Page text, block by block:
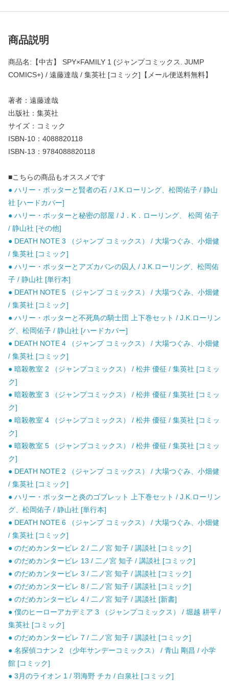
商品説明
商品名:【中古】 SPY×FAMILY 1 (ジャンプコミックス. JUMP
COMICS+) / 遠藤達哉 / 集英社 [コミック]【メール便送料無料】
著者：遠藤達哉
出版社：集英社
サイズ：コミック
ISBN-10：4088820118
ISBN-13：9784088820118
■こちらの商品もオススメです
● ハリー・ポッターと賢者の石 / J.K.ローリング、松岡佑子 / 静山
社 [ハードカバー]
● ハリー・ポッターと秘密の部屋 / J．K．ローリング、 松岡 佑子
/ 静山社 [その他]
● DEATH NOTE 3 （ジャンプ コミックス） / 大場つぐみ、小畑健
/ 集英社 [コミック]
● ハリー・ポッターとアズカバンの囚人 / J.K.ローリング、松岡佑
子 / 静山社 [単行本]
● DEATH NOTE 5 （ジャンプ コミックス） / 大場つぐみ、小畑健
/ 集英社 [コミック]
● ハリー・ポッターと不死鳥の騎士団 上下巻セット / J.K.ローリン
グ、松岡佑子 / 静山社 [ハードカバー]
● DEATH NOTE 4 （ジャンプ コミックス） / 大場つぐみ、小畑健
/ 集英社 [コミック]
● 暗殺教室 2 （ジャンプコミックス） / 松井 優征 / 集英社 [コミッ
ク]
● 暗殺教室 3 （ジャンプコミックス） / 松井 優征 / 集英社 [コミッ
ク]
● 暗殺教室 4 （ジャンプコミックス） / 松井 優征 / 集英社 [コミッ
ク]
● 暗殺教室 5 （ジャンプコミックス） / 松井 優征 / 集英社 [コミッ
ク]
● DEATH NOTE 2 （ジャンプ コミックス） / 大場つぐみ、小畑健
/ 集英社 [コミック]
● ハリー・ポッターと炎のゴブレット 上下巻セット / J.K.ローリン
グ、松岡佑子 / 静山社 [単行本]
● DEATH NOTE 6 （ジャンプ コミックス） / 大場つぐみ、小畑健
/ 集英社 [コミック]
● のだめカンタービレ 2 / 二ノ宮 知子 / 講談社 [コミック]
● のだめカンタービレ 13 / 二ノ宮 知子 / 講談社 [コミック]
● のだめカンタービレ 3 / 二ノ宮 知子 / 講談社 [コミック]
● のだめカンタービレ 8 / 二ノ宮 知子 / 講談社 [コミック]
● のだめカンタービレ 4 / 二ノ宮 知子 / 講談社 [新書]
● 僕のヒーローアカデミア 3 （ジャンプコミックス） / 堀越 耕平 /
集英社 [コミック]
● のだめカンタービレ 7 / 二ノ宮 知子 / 講談社 [コミック]
● 名探偵コナン 2 （少年サンデーコミックス） / 青山 剛昌 / 小学
館 [コミック]
● 3月のライオン 1 / 羽海野 チカ / 白泉社 [コミック]